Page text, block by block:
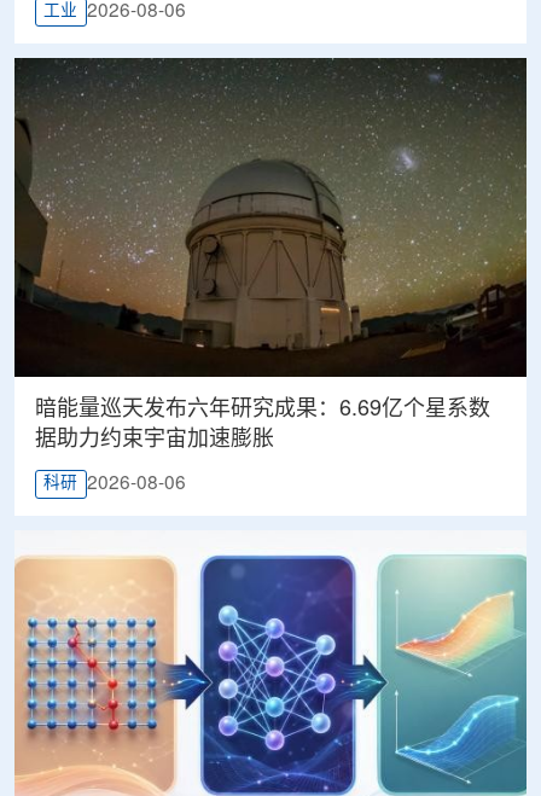
工业 2026-08-06
暗能量巡天发布六年研究成果：6.69亿个星系数
据助力约束宇宙加速膨胀
科研 2026-08-06